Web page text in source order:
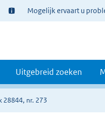
Ter
informatie:
Mogelijk ervaart u
Uitgebreid zoeken
28844, nr. 273